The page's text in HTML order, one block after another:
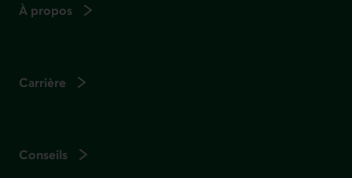
À propos
Carrière
Conseils